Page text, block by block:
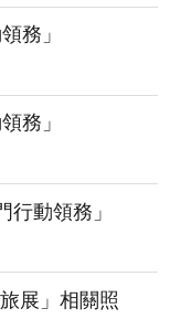
務」
務」
行動領務」
展」相關照